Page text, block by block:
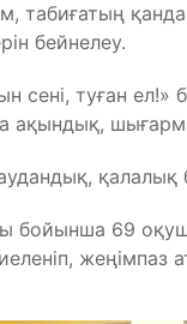
табиғатың
бейнелеу.
сені, туған ел!»
ақындық,
бойынша 69
жеңімпаз